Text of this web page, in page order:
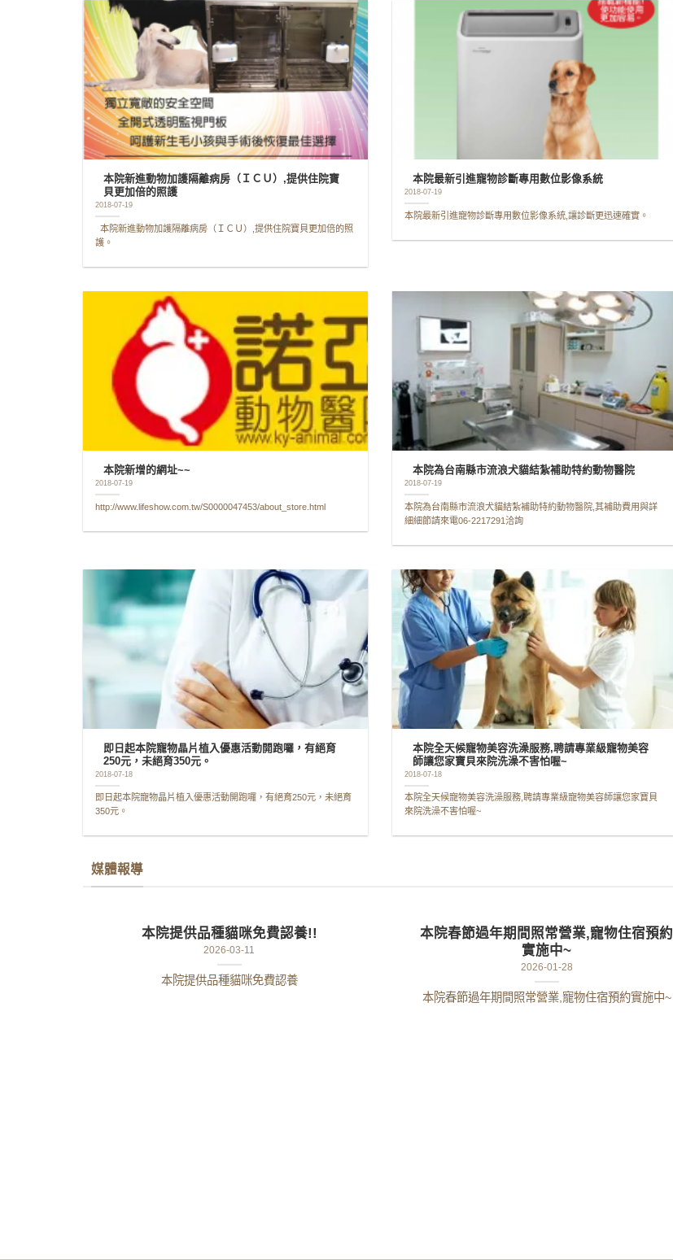
本院新進動物加護隔離病房（ＩＣＵ）,提供住院寶
貝更加倍的照護
2018-07-19
本院新進動物加護隔離病房（ＩＣＵ）,提供住院寶貝更加倍的照
護。
本院最新引進寵物診斷專用數位影像系統
2018-07-19
本院最新引進寵物診斷專用數位影像系統,讓診斷更迅速確實。
本院新增的網址~~
2018-07-19
http://www.lifeshow.com.tw/S0000047453/about_store.html
本院為台南縣市流浪犬貓結紮補助特約動物醫院
2018-07-19
本院為台南縣市流浪犬貓結紮補助特約動物醫院,其補助費用與詳
細細節請來電06-2217291洽詢
即日起本院寵物晶片植入優惠活動開跑囉，有絕育
250元，未絕育350元。
2018-07-18
即日起本院寵物晶片植入優惠活動開跑囉，有絕育250元，未絕育
350元。
本院全天候寵物美容洗澡服務,聘請專業級寵物美容
師讓您家寶貝來院洗澡不害怕喔~
2018-07-18
本院全天候寵物美容洗澡服務,聘請專業級寵物美容師讓您家寶貝
來院洗澡不害怕喔~
媒體報導
本院提供品種貓咪免費認養!!
2026-03-11
本院提供品種貓咪免費認養
本院春節過年期間照常營業,寵物住宿預約
實施中~
2026-01-28
本院春節過年期間照常營業,寵物住宿預約實施中~